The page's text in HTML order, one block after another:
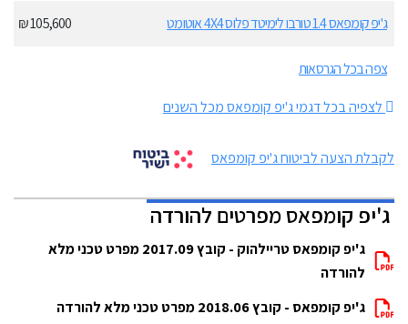
ג'יפ קומפאס 1.4 טורבו לימיטד פלוס 4X4 אוטומט 105,600 ₪
צפה בכל הגרסאות
לצפיה בכל דגמי ג'יפ קומפאס מכל השנים
לקבלת הצעה לביטוח ג'יפ קומפאס
ג'יפ קומפאס מפרטים להורדה
ג'יפ קומפאס טריילהוק - קובץ 2017.09 מפרט טכני מלא
להורדה
ג'יפ קומפאס - קובץ 2018.06 מפרט טכני מלא להורדה